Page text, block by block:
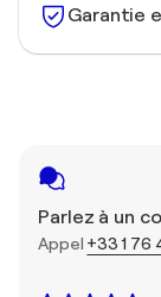
Garantie
Parlez à un
Appel +33 1 76